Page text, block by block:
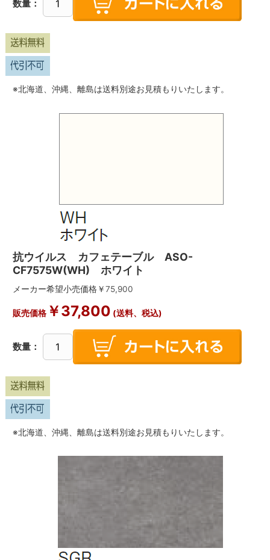
数量：
※北海道、沖縄、離島は送料別途お見積もりいたします。
抗ウイルス カフェテーブル ASO-
CF7575W(WH) ホワイト
メーカー希望小売価格￥75,900
販売価格￥37,800 (送料、税込)
数量：
※北海道、沖縄、離島は送料別途お見積もりいたします。